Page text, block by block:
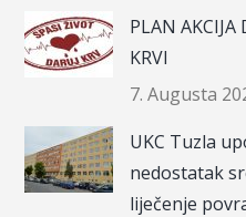
PLAN AKCIJA
KRVI
7. Augusta
UKC Tuzla
nedostatak
liječenje